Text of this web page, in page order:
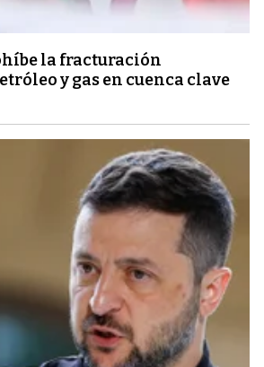
la fracturación
y gas en cuenca clave